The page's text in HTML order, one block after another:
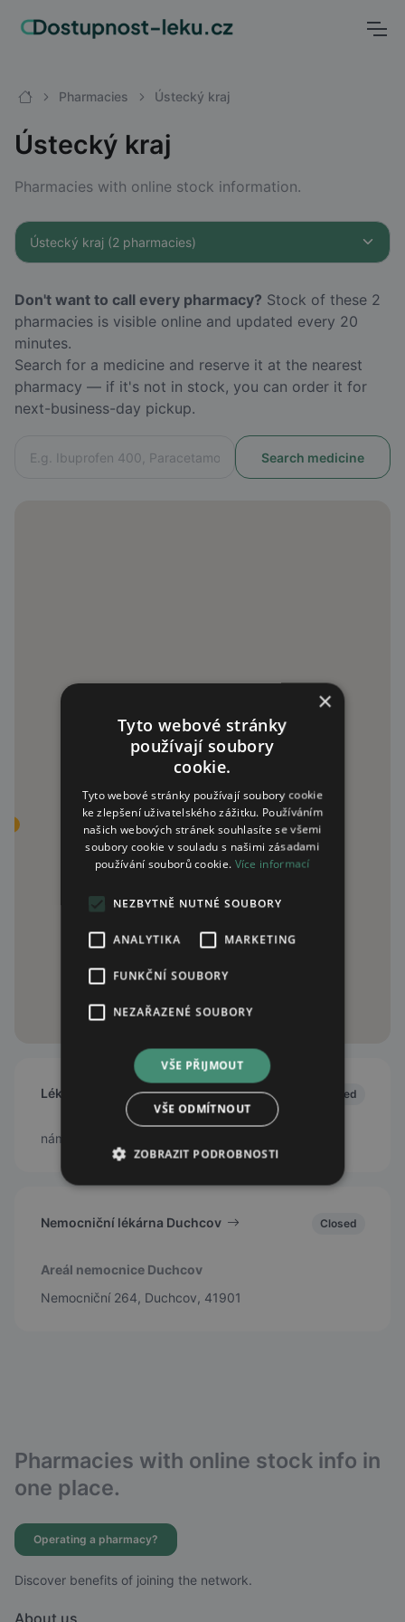
Pharmacies Ústecký kraj
Ústecký kraj
Pharmacies with online stock information.
Don't want to call every pharmacy? Stock of these 2
pharmacies is visible online and updated every 20
minutes.
Search for a medicine and reserve it at the nearest
pharmacy — if it's not in stock, you can order it for
next-business-day pickup.
Lékárna Na náměstí Closed
náměstí 1. Máje 11/14, Chomutov, 43001
Nemocniční lékárna Duchcov Closed
Areál nemocnice Duchcov
Nemocniční 264, Duchcov, 41901
Pharmacies with online stock info in
one place.
Operating a pharmacy?
Discover benefits of joining the network.
×
Tyto webové stránky
používají soubory
cookie.
Tyto webové stránky používají soubory cookie
ke zlepšení uživatelského zážitku. Používáním
našich webových stránek souhlasíte se všemi
soubory cookie v souladu s našimi zásadami
používání souborů cookie. Více informací
NEZBYTNĚ NUTNÉ SOUBORY
ANALYTIKA MARKETING
FUNKČNÍ SOUBORY
NEZAŘAZENÉ SOUBORY
VŠE PŘIJMOUT
VŠE ODMÍTNOUT
ZOBRAZIT PODROBNOSTI